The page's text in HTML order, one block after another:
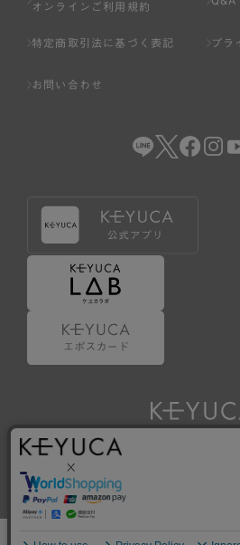
オンラインご利用規約
特定商取引法に基づく表記 プラ
お問い合わせ
Copyright © KAWAJUN Co., Ltd.